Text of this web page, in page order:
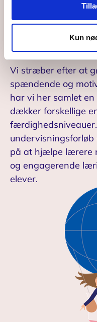
Kun
Kors, Købehavns
og SSP. De er
grundskolen, og du
indskolingen,
Vi stræber efter at
spændende og
har vi her samlet
dækker forskellige
undervisningsforløb
på at hjælpe lærere
og engagerende
elever.